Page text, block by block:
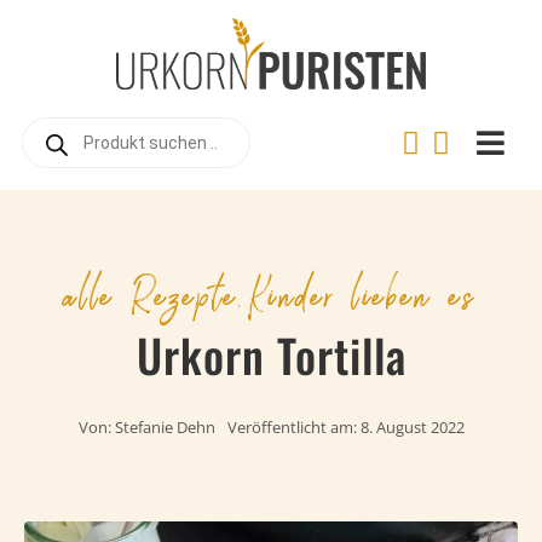
search
alle Rezepte Kinder lieben es
Urkorn Tortilla
Von:Stefanie Dehn Veröffentlicht am: 8. August 2022